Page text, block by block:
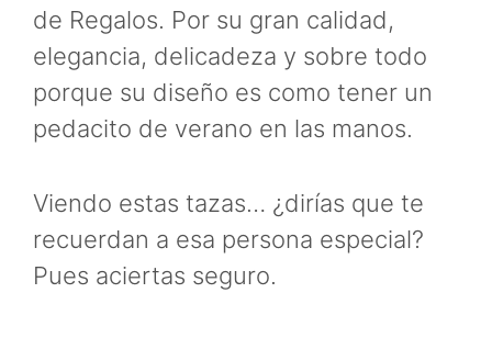
de Regalos. Por su gran calidad,
elegancia, delicadeza y sobre todo
porque su diseño es como tener un
pedacito de verano en las manos.
Viendo estas tazas… ¿dirías que te
recuerdan a esa persona especial?
Pues aciertas seguro.